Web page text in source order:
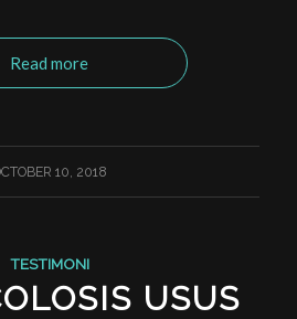
Read more
10, 2018
TESTIMONI
USUS